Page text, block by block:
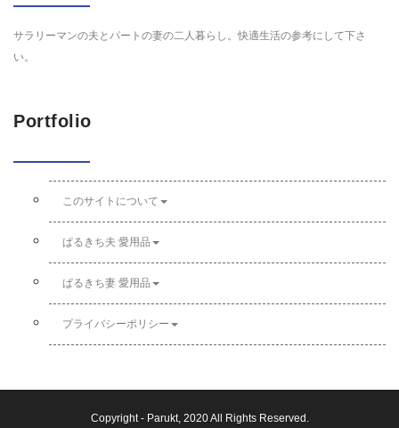
サラリーマンの夫とパートの妻の二人暮らし。快適生活の参考にして下さ
い。
Portfolio
このサイトについて
ぱるきち夫 愛用品
ぱるきち妻 愛用品
プライバシーポリシー
Copyright - Parukt, 2020 All Rights Reserved.